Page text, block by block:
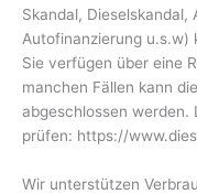
Skandal, Dieselskandal,
Autofinanzierung u.s.w)
Sie verfügen über eine
manchen Fällen kann
abgeschlossen werden.
prüfen: https://
Wir unterstützen